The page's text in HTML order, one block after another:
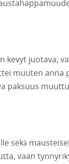
kevyt juotava,
muuten anna
paksuus
sekä
vaan